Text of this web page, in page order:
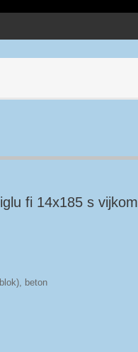
fi 14x185 s vijkom
beton